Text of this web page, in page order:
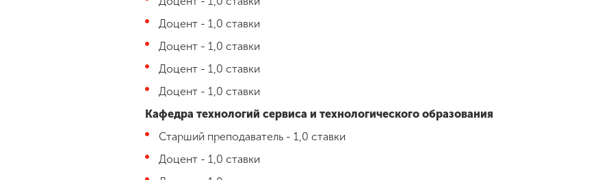
Доцент - 1,0 ставки
Доцент - 1,0 ставки
Доцент - 1,0 ставки
Доцент - 1,0 ставки
Кафедра технологий сервиса и технологического образования
Старший преподаватель - 1,0 ставки
Доцент - 1,0 ставки